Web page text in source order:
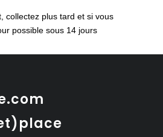
collectez plus tard et si vous
possible sous 14 jours